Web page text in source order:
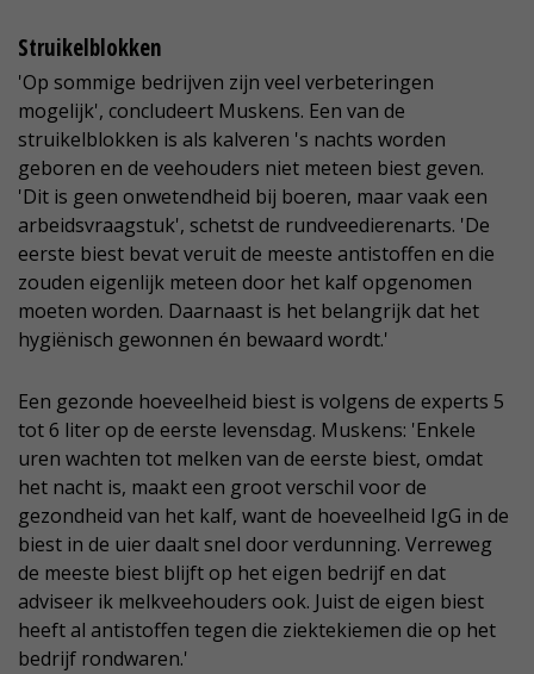
Struikelblokken
'Op sommige bedrijven zijn veel verbeteringen
mogelijk', concludeert Muskens. Een van de
struikelblokken is als kalveren 's nachts worden
geboren en de veehouders niet meteen biest geven.
'Dit is geen onwetendheid bij boeren, maar vaak een
arbeidsvraagstuk', schetst de rundveedierenarts. 'De
eerste biest bevat veruit de meeste antistoffen en die
zouden eigenlijk meteen door het kalf opgenomen
moeten worden. Daarnaast is het belangrijk dat het
hygiënisch gewonnen én bewaard wordt.'
Een gezonde hoeveelheid biest is volgens de experts 5
tot 6 liter op de eerste levensdag. Muskens: 'Enkele
uren wachten tot melken van de eerste biest, omdat
het nacht is, maakt een groot verschil voor de
gezondheid van het kalf, want de hoeveelheid IgG in de
biest in de uier daalt snel door verdunning. Verreweg
de meeste biest blijft op het eigen bedrijf en dat
adviseer ik melkveehouders ook. Juist de eigen biest
heeft al antistoffen tegen die ziektekiemen die op het
bedrijf rondwaren.'